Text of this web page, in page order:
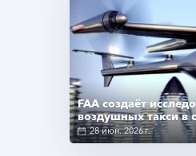
FAA создаёт
воздушных такси в
28 июн. 2026 г.